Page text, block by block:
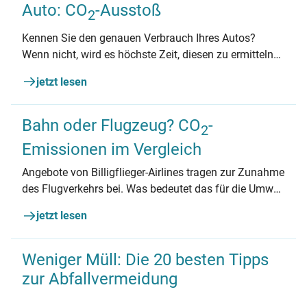
Auto: CO2-Ausstoß
Kennen Sie den genauen Verbrauch Ihres Autos?
Wenn nicht, wird es höchste Zeit, diesen zu ermitteln
bewerten. Erfahren Sie auch, welche Motoren weniger
Schadstoffe ausstoßen und ob Biokraftstoffe das
Klima schützen.
jetzt lesen
Bahn oder Flugzeug? CO2-
Emissionen im Vergleich
Angebote von Billigflieger-Airlines tragen zur Zunahme
des Flugverkehrs bei. Was bedeutet das für die Umwelt
Reisemittel Bahn und Flugzeug. Wer ist schneller, wer
ist klima- und umweltfreundlicher?
jetzt lesen
Weniger Müll: Die 20 besten Tipps
zur Abfallvermeidung